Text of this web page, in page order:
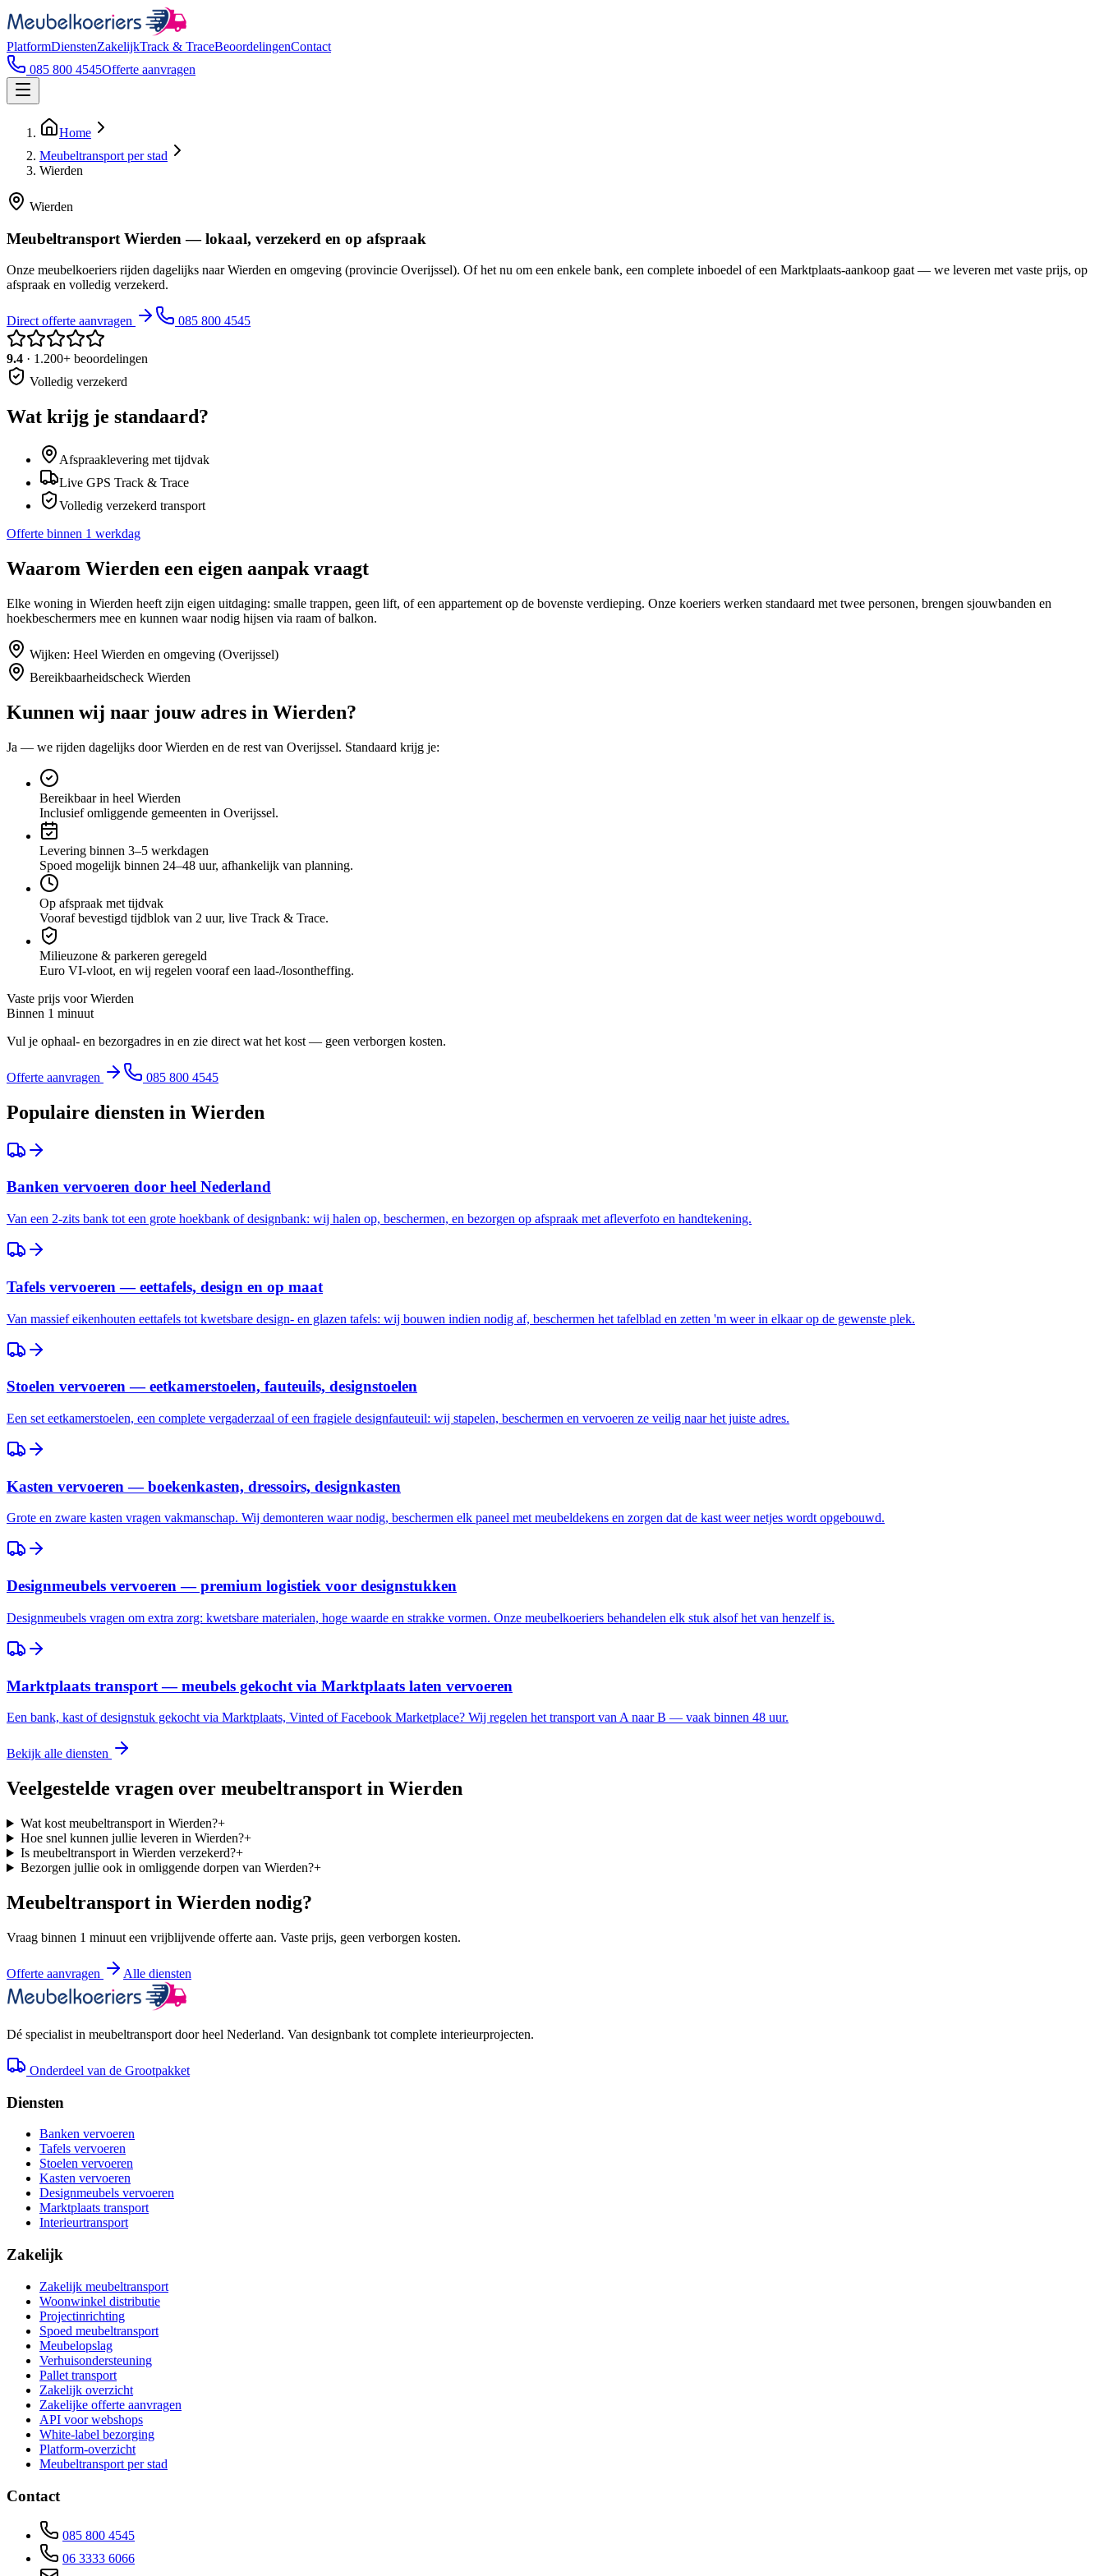
PlatformDienstenZakelijkTrack & TraceBeoordelingenContact
085 800 4545Offerte aanvragen
Home
Meubeltransport per stad
Wierden
Wierden
Meubeltransport Wierden — lokaal, verzekerd en op afspraak
Onze meubelkoeriers rijden dagelijks naar Wierden en omgeving (provincie Overijssel). Of het nu om een enkele bank, een complete inboedel of een Marktplaats-aankoop gaat — we leveren met vaste prijs, op
afspraak en volledig verzekerd.
Direct offerte aanvragen 085 800 4545
9.4 · 1.200+ beoordelingen
Volledig verzekerd
Wat krijg je standaard?
Afspraaklevering met tijdvak
Live GPS Track & Trace
Volledig verzekerd transport
Offerte binnen 1 werkdag
Waarom Wierden een eigen aanpak vraagt
Elke woning in Wierden heeft zijn eigen uitdaging: smalle trappen, geen lift, of een appartement op de bovenste verdieping. Onze koeriers werken standaard met twee personen, brengen sjouwbanden en
hoekbeschermers mee en kunnen waar nodig hijsen via raam of balkon.
Wijken: Heel Wierden en omgeving (Overijssel)
Bereikbaarheidscheck Wierden
Kunnen wij naar jouw adres in Wierden?
Ja — we rijden dagelijks doorWierden en de rest van Overijssel. Standaard krijg je:
Bereikbaar in heel Wierden
Inclusief omliggende gemeenten in Overijssel.
Levering binnen 3–5 werkdagen
Spoed mogelijk binnen 24–48 uur, afhankelijk van planning.
Op afspraak met tijdvak
Vooraf bevestigd tijdblok van 2 uur, live Track & Trace.
Milieuzone & parkeren geregeld
Euro VI-vloot, en wij regelen vooraf een laad-/losontheffing.
Vaste prijs voorWierden
Binnen 1 minuut
Vul je ophaal- en bezorgadres in en zie direct wat het kost — geen verborgen kosten.
Offerte aanvragen 085 800 4545
Populaire diensten in Wierden
Banken vervoeren door heel Nederland
Van een 2-zits bank tot een grote hoekbank of designbank: wij halen op, beschermen, en bezorgen op afspraak met afleverfoto en handtekening.
Tafels vervoeren — eettafels, design en op maat
Van massief eikenhouten eettafels tot kwetsbare design- en glazen tafels: wij bouwen indien nodig af, beschermen het tafelblad en zetten 'm weer in elkaar op de gewenste plek.
Stoelen vervoeren — eetkamerstoelen, fauteuils, designstoelen
Een set eetkamerstoelen, een complete vergaderzaal of een fragiele designfauteuil: wij stapelen, beschermen en vervoeren ze veilig naar het juiste adres.
Kasten vervoeren — boekenkasten, dressoirs, designkasten
Grote en zware kasten vragen vakmanschap. Wij demonteren waar nodig, beschermen elk paneel met meubeldekens en zorgen dat de kast weer netjes wordt opgebouwd.
Designmeubels vervoeren — premium logistiek voor designstukken
Designmeubels vragen om extra zorg: kwetsbare materialen, hoge waarde en strakke vormen. Onze meubelkoeriers behandelen elk stuk alsof het van henzelf is.
Marktplaats transport — meubels gekocht via Marktplaats laten vervoeren
Een bank, kast of designstuk gekocht via Marktplaats, Vinted of Facebook Marketplace? Wij regelen het transport van A naar B — vaak binnen 48 uur.
Bekijk alle diensten
Veelgestelde vragen over meubeltransport in Wierden
Wat kost meubeltransport in Wierden?+
Hoe snel kunnen jullie leveren in Wierden?+
Is meubeltransport in Wierden verzekerd?+
Bezorgen jullie ook in omliggende dorpen van Wierden?+
Meubeltransport in Wierden nodig?
Vraag binnen 1 minuut een vrijblijvende offerte aan. Vaste prijs, geen verborgen kosten.
Offerte aanvragen Alle diensten
Dé specialist in meubeltransport door heel Nederland. Van designbank tot complete interieurprojecten.
Onderdeel van de Grootpakket
Diensten
Banken vervoeren
Tafels vervoeren
Stoelen vervoeren
Kasten vervoeren
Designmeubels vervoeren
Marktplaats transport
Interieurtransport
Zakelijk
Zakelijk meubeltransport
Woonwinkel distributie
Projectinrichting
Spoed meubeltransport
Meubelopslag
Verhuisondersteuning
Pallet transport
Zakelijk overzicht
Zakelijke offerte aanvragen
API voor webshops
White-label bezorging
Platform-overzicht
Meubeltransport per stad
Contact
085 800 4545
06 3333 6066